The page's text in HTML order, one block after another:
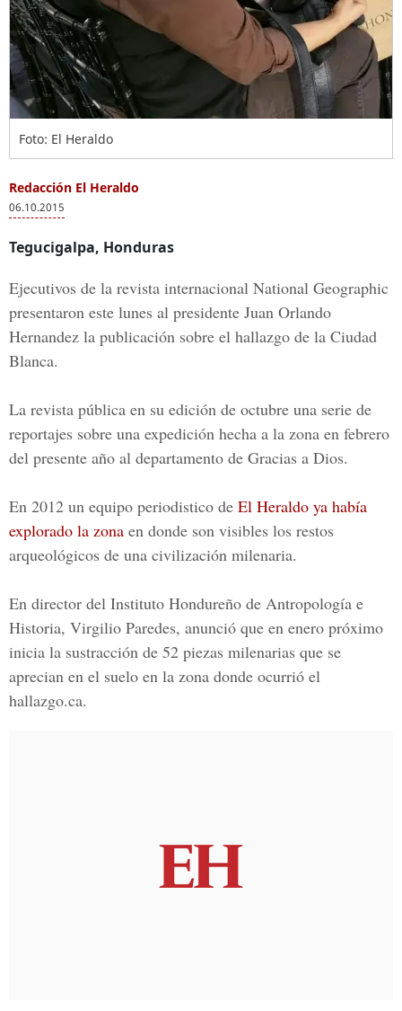
Foto: El Heraldo
Redacción El Heraldo
06.10.2015
Tegucigalpa, Honduras
Ejecutivos de la revista internacional National Geographic
presentaron este lunes al presidente Juan Orlando
Hernandez la publicación sobre el hallazgo de la Ciudad
Blanca.
La revista pública en su edición de octubre una serie de
reportajes sobre una expedición hecha a la zona en febrero
del presente año al departamento de Gracias a Dios.
En 2012 un equipo periodistico de El Heraldo ya había
explorado la zona en donde son visibles los restos
arqueológicos de una civilización milenaria.
En director del Instituto Hondureño de Antropología e
Historia, Virgilio Paredes, anunció que en enero próximo
inicia la sustracción de 52 piezas milenarias que se
aprecian en el suelo en la zona donde ocurrió el
hallazgo.ca.